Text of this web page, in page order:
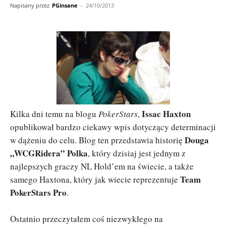
Napisany przez PGinsane - 24/10/2013
Kilka dni temu na blogu PokerStars,Issac Haxton
opublikował bardzo ciekawy wpis dotyczący determinacji
w dążeniu do celu. Blog ten przedstawia historię Douga
„WCGRidera” Polka, który dzisiaj jest jednym z
najlepszych graczy NL Hold’em na świecie, a także
samego Haxtona, który jak wiecie reprezentuje Team
PokerStars Pro.
Ostatnio przeczytałem coś niezwykłego na